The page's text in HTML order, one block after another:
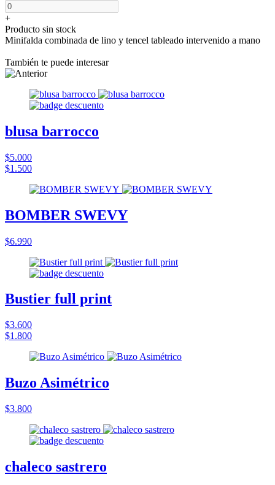
+
Producto sin stock
Minifalda combinada de lino y tencel tableado intervenido a mano
También te puede interesar
blusa barrocco
$5.000
$1.500
BOMBER SWEVY
$6.990
Bustier full print
$3.600
$1.800
Buzo Asimétrico
$3.800
chaleco sastrero